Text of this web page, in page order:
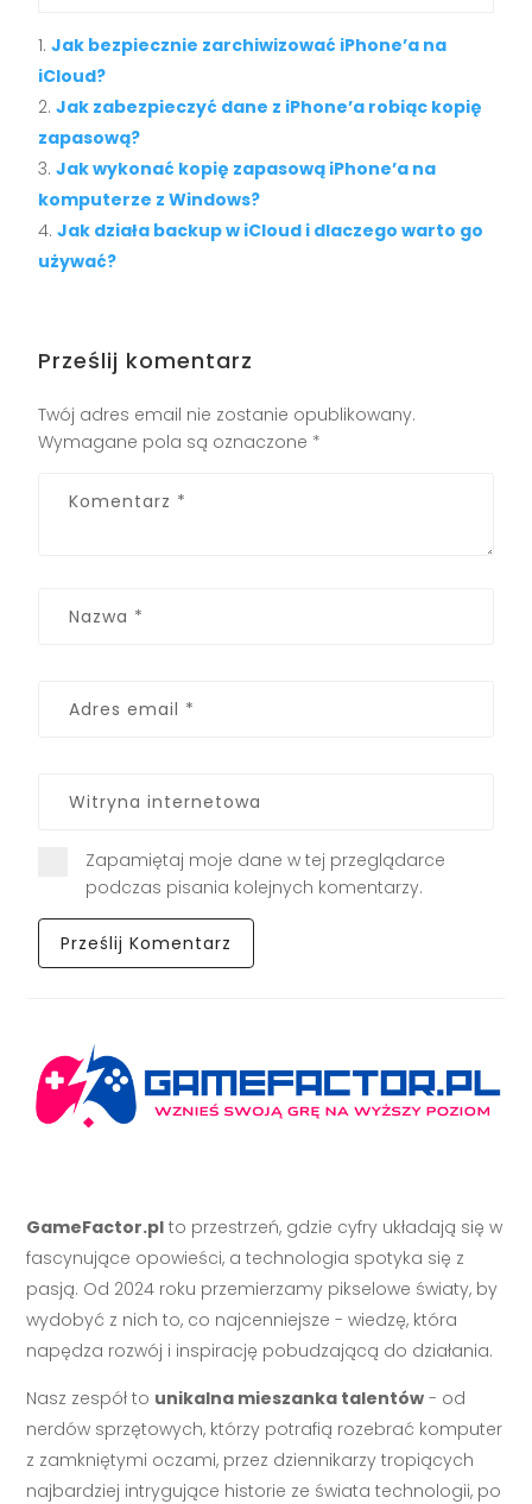
Jak bezpiecznie zarchiwizować iPhone’a na
iCloud?
Jak zabezpieczyć dane z iPhone’a robiąc kopię
zapasową?
Jak wykonać kopię zapasową iPhone’a na
komputerze z Windows?
Jak działa backup w iCloud i dlaczego warto go
używać?
Prześlij komentarz
Twój adres email nie zostanie opublikowany.
Wymagane pola są oznaczone *
Zapamiętaj moje dane w tej przeglądarce
podczas pisania kolejnych komentarzy.
GameFactor.pl to przestrzeń, gdzie cyfry układają się w
fascynujące opowieści, a technologia spotyka się z
pasją. Od 2024 roku przemierzamy pikselowe światy, by
wydobyć z nich to, co najcenniejsze - wiedzę, która
napędza rozwój i inspirację pobudzającą do działania.
Nasz zespół to unikalna mieszanka talentów - od
nerdów sprzętowych, którzy potrafią rozebrać komputer
z zamkniętymi oczami, przez dziennikarzy tropiących
najbardziej intrygujące historie ze świata technologii, po